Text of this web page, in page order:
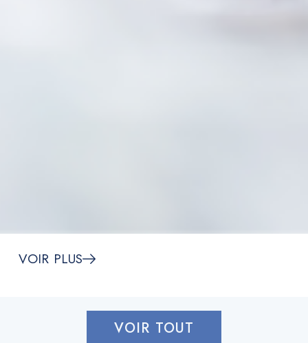
VOIR PLUS
VOIR TOUT